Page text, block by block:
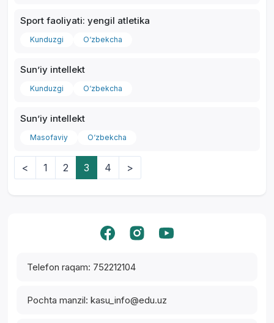
Telefon raqam: 752212104
Pochta manzil: kasu_info@edu.uz
Sport faoliyati: yengil atletika
Kunduzgi O‘zbekcha
Sunʼiy intellekt
Kunduzgi O‘zbekcha
Sunʼiy intellekt
Masofaviy O‘zbekcha
< 1 2 3 4 >
Yordam markazi